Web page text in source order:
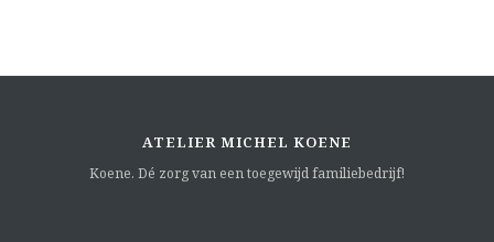
ATELIER MICHEL KOENE
Koene. Dé zorg van een toegewijd familiebedrijf!